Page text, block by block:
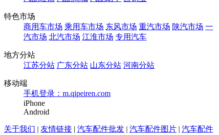
特色市场
商用车市场 乘用车市场 东风市场 重汽市场 陕汽市场 一
汽市场 北汽市场 江淮市场 专用汽车
地方分站
江苏分站 广东分站 山东分站 河南分站
移动端
手机登录：m.qipeiren.com
iPhone
Android
关于我们 | 友情链接 | 汽车配件批发 | 汽车配件图片 | 汽车配件